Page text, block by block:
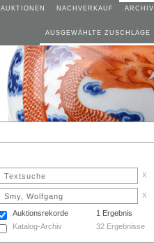
AUKTIONEN NACHVERKAUF ARCHIV
AUSGEWÄHLTE ZUSCHLÄGE
x
x
Auktionsrekorde
1 Ergebnis
Katalog-Archiv
32 Ergebnisse